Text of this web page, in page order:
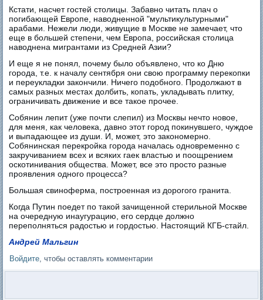
Кстати, насчет гостей столицы. Забавно читать плач о
погибающей Европе, наводненной "мультикультурными"
арабами. Нежели люди, живущие в Москве не замечает, что
еще в большей степени, чем Европа, российская столица
наводнена мигрантами из Средней Азии?
И еще я не понял, почему было объявлено, что ко Дню
города, т.е. к началу сентября они свою программу перекопки
и переукладки закончили. Ничего подобного. Продолжают в
самых разных местах долбить, копать, укладывать плитку,
ограничивать движение и все такое прочее.
Собянин лепит (уже почти слепил) из Москвы нечто новое,
для меня, как человека, давно этот город покинувшего, чуждое
и выпадающее из души. И, может, это закономерно.
Собянинская перекройка города началась одновременно с
закручиванием всех и всяких гаек властью и поощрением
оскотинивания общества. Может, все это просто разные
проявления одного процесса?
Большая свиноферма, построенная из дорогого гранита.
Когда Путин поедет по такой зачищенной стерильной Москве
на очередную инаугурацию, его сердце должно
переполняться радостью и гордостью. Настоящий КГБ-стайл.
Андрей Мальгин
Войдите , чтобы оставлять комментарии